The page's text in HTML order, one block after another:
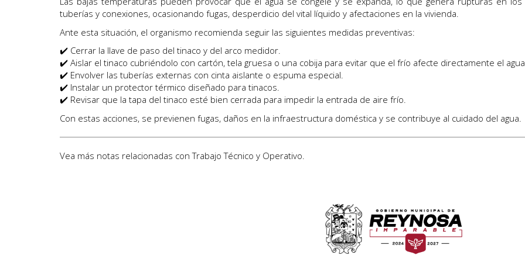
tuberías y conexiones, ocasionando fugas, desperdicio del vital líquido y afectaciones en la vivienda.
Ante esta situación, el organismo recomienda seguir las siguientes medidas preventivas:
✔️ Cerrar la llave de paso del tinaco y del arco medidor.
✔️ Aislar el tinaco cubriéndolo con cartón, tela gruesa o una cobija para evitar que el frío afecte directamente el
✔️ Envolver las tuberías externas con cinta aislante o espuma especial.
✔️ Instalar un protector térmico diseñado para tinacos.
✔️ Revisar que la tapa del tinaco esté bien cerrada para impedir la entrada de aire frío.
Con estas acciones, se previenen fugas, daños en la infraestructura doméstica y se contribuye al cuidado del agua.
Vea más notas relacionadas conTrabajo Técnico y Operativo